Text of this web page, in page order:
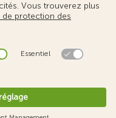
juridiques